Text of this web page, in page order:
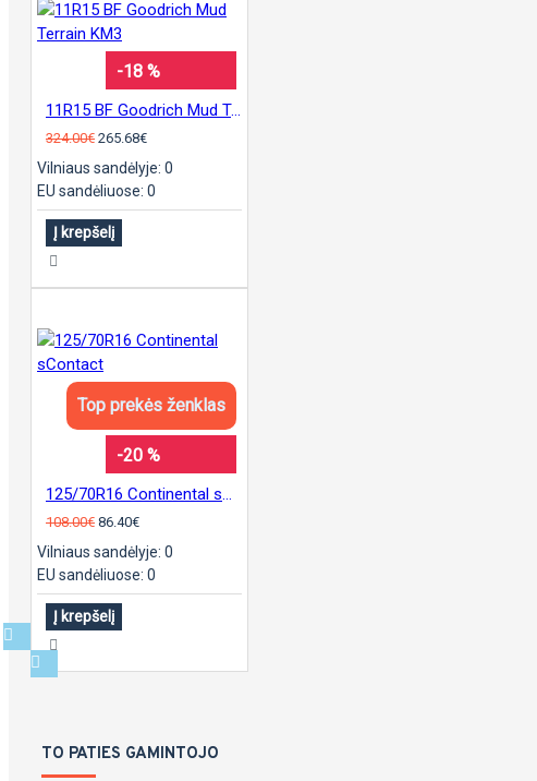
-18 %
11R15 BF Goodrich Mud Terrain KM3
324.00€ 265.68€
Vilniaus sandėlyje: 0
EU sandėliuose: 0
Į krepšelį
Top prekės ženklas
-20 %
125/70R16 Continental sContact
108.00€ 86.40€
Vilniaus sandėlyje: 0
EU sandėliuose: 0
Į krepšelį
TO PATIES GAMINTOJO